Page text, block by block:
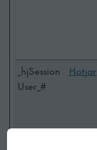
_hjSession
User_#
Hotjar